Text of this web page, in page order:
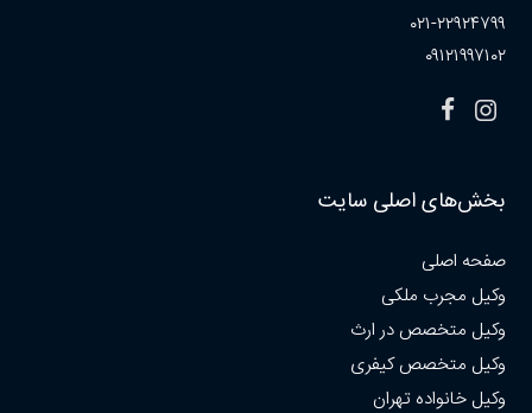
۰۲۱-۲۲۹۲۴۷۹۹
۰۹۱۲۱۹۹۷۱۰۲
بخش‌های اصلی سایت
صفحه اصلی
وکیل مجرب ملکی
وکیل متخصص در ارث
وکیل متخصص کیفری
وکیل خانواده تهران